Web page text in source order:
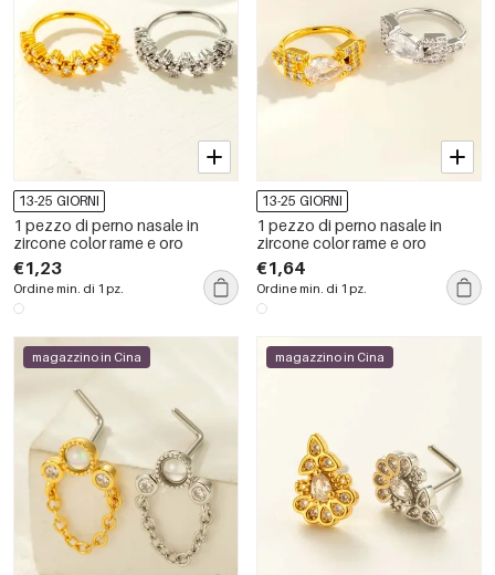
13-25 GIORNI
1 pezzo di perno nasale in
zircone color rame e oro
€1,23
Ordine min. di 1 pz.
13-25 GIORNI
1 pezzo di perno nasale in
zircone color rame e oro
€1,64
Ordine min. di 1 pz.
magazzino in Cina magazzino in Cina